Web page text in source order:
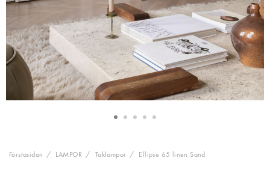
Förstasidan LAMPOR Taklampor Ellipse 65 linen Sand